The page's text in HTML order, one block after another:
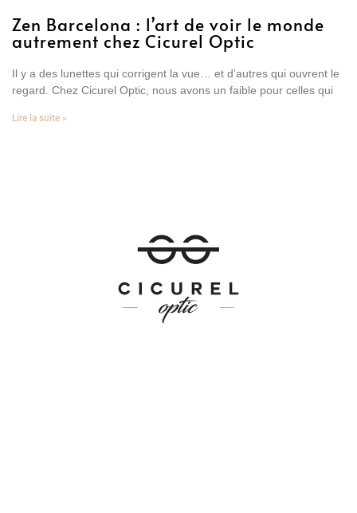
Zen Barcelona : l’art de voir le monde
autrement chez Cicurel Optic
Il y a des lunettes qui corrigent la vue… et d’autres qui ouvrent le
regard. Chez Cicurel Optic, nous avons un faible pour celles qui
Lire la suite »